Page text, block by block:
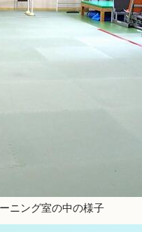
ーニング室の中の様子